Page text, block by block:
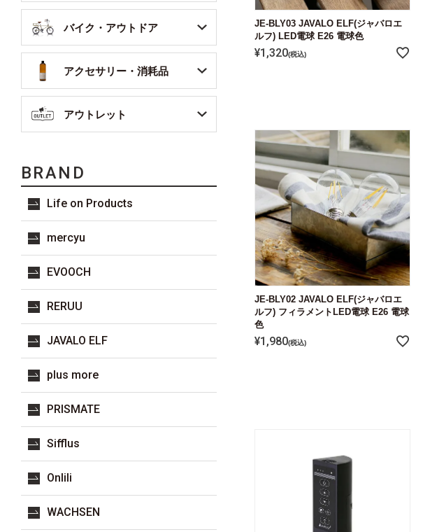
バイク・アウトドア
アクセサリー・消耗品
アウトレット
BRAND
Life on Products
mercyu
EVOOCH
RERUU
JAVALO ELF
plus more
PRISMATE
Sifflus
Onlili
WACHSEN
JE-BLY03 JAVALO ELF(ジャバロエ
ルフ) LED電球 E26 電球色
¥1,320 税込
JE-BLY02 JAVALO ELF(ジャバロエ
ルフ) フィラメントLED電球 E26 電球
色
¥1,980 税込